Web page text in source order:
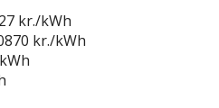
kr./kWh
kr./kWh